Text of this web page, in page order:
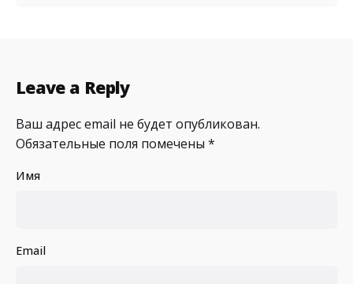
Leave a Reply
Ваш адрес email не будет опубликован.
Обязательные поля помечены *
Имя
Email